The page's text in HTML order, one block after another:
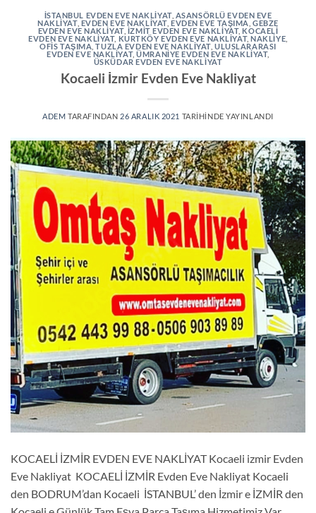
ISTANBUL EVDEN EVE NAKLIYAT, ASANSÖRLÜ EVDEN EVE
NAKLIYAT, EVDEN EVE NAKLIYAT, EVDEN EVE TAŞIMA ,GEBZE
EVDEN EVE NAKLİYAT, IZMIT EVDEN EVE NAKLIYAT, KOCAELI
EVDEN EVE NAKLIYAT, KURTKÖY EVDEN EVE NAKLIYAT,NAKLIYE
OFIS TAŞIMA ,TUZLA EVDEN EVE NAKLIYAT,ULUSLARARASI
EVDEN EVE NAKLIYAT,ÜMRANIYE EVDEN EVE NAKLIYAT,
ÜSKÜDAR EVDEN EVE NAKLIYAT
Kocaeli İzmir Evden Eve Nakliyat
ADEM TARAFINDAN 26 ARALIK 2021 TARIHINDE YAYINLANDI
KOCAELİ İZMİR EVDEN EVE NAKLİYAT Kocaeli izmir Evden
Eve Nakliyat KOCAELİ İZMİR Evden Eve Nakliyat Kocaeli
den BODRUM’dan Kocaeli İSTANBUL’ den İzmir e İZMİR den